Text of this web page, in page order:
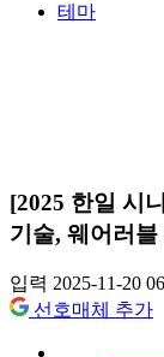
테마
[2025 한일 시
기술, 웨어러블
입력 2025-11-20
선호매체 추가